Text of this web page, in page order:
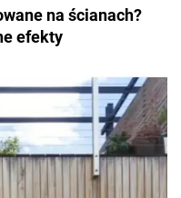
na ścianach?
efekty